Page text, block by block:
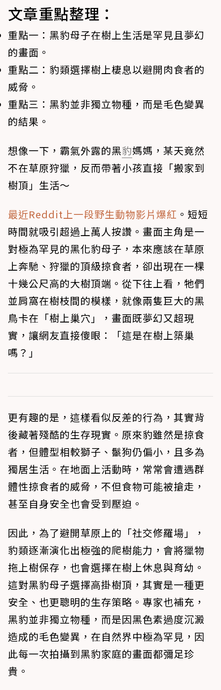
文章重點整理：
重點一： 黑豹母子在樹上生活是罕見且夢幻
的畫面。
重點二： 豹類選擇樹上棲息以避開肉食者的
威脅。
重點三： 黑豹並非獨立物種，而是毛色變異
的結果。
想像一下，霸氣外露的黑豹媽媽，某天竟然
不在草原狩獵，反而帶著小孩直接「搬家到
樹頂」生活～
最近Reddit上一段野生動物影片爆紅 。短短
時間就吸引超過上萬人按讚。畫面主角是一
對極為罕見的黑化豹母子，本來應該在草原
上奔馳、狩獵的頂級掠食者，卻出現在一棵
十幾公尺高的大樹頂端。從下往上看，牠們
並肩窩在樹枝間的模樣，就像兩隻巨大的黑
鳥卡在「樹上巢穴」，畫面既夢幻又超現
實，讓網友直接傻眼：「這是在樹上築巢
嗎？」
更有趣的是，這樣看似反差的行為，其實背
後藏著殘酷的生存現實。原來豹雖然是掠食
者，但體型相較獅子、鬣狗仍偏小，且多為
獨居生活。在地面上活動時，常常會遭遇群
體性掠食者的威脅，不但食物可能被搶走，
甚至自身安全也會受到壓迫。
因此，為了避開草原上的「社交修羅場」，
豹類逐漸演化出極強的爬樹能力，會將獵物
拖上樹保存，也會選擇在樹上休息與育幼。
這對黑豹母子選擇高掛樹頂，其實是一種更
安全、也更聰明的生存策略。專家也補充，
黑豹並非獨立物種，而是因黑色素過度沉澱
造成的毛色變異，在自然界中極為罕見，因
此每一次拍攝到黑豹家庭的畫面都彌足珍
貴。